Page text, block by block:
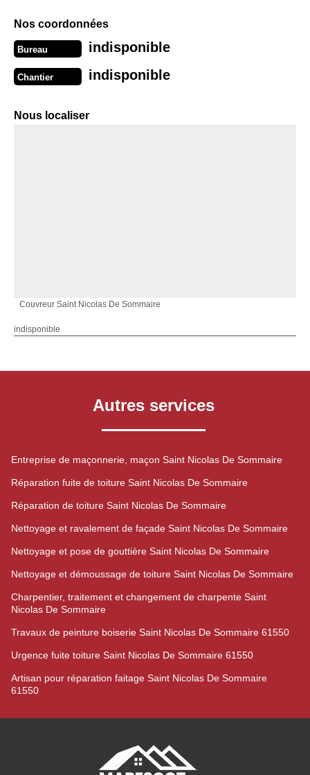
Nos coordonnées
Bureau indisponible
Chantier indisponible
Nous localiser
Couvreur Saint Nicolas De Sommaire
indisponible
Autres services
Entreprise de maçonnerie, maçon Saint Nicolas De Sommaire
Réparation fuite de toiture Saint Nicolas De Sommaire
Réparation de toiture Saint Nicolas De Sommaire
Nettoyage et ravalement de façade Saint Nicolas De Sommaire
Nettoyage et pose de gouttière Saint Nicolas De Sommaire
Nettoyage et démoussage de toiture Saint Nicolas De Sommaire
Charpentier, traitement et changement de charpente Saint
Nicolas De Sommaire
Travaux de peinture boiserie Saint Nicolas De Sommaire 61550
Urgence fuite toiture Saint Nicolas De Sommaire 61550
Artisan pour réparation faitage Saint Nicolas De Sommaire
61550